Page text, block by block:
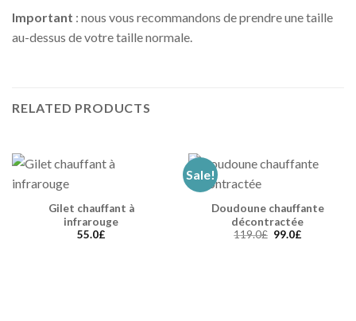
Important : nous vous recommandons de prendre une taille
au-dessus de votre taille normale.
RELATED PRODUCTS
Gilet chauffant à
infrarouge
55.0£
Sale!
Doudoune chauffante
décontractée
119.0£ 99.0£